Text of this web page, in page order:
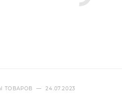
ТОВАРОВ — 24.07.2023